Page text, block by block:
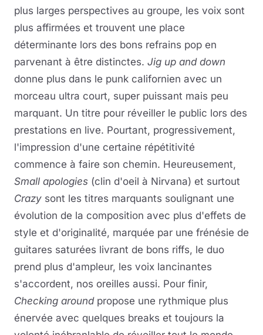
plus larges perspectives au groupe, les voix sont
plus affirmées et trouvent une place
déterminante lors des bons refrains pop en
parvenant à être distinctes. Jig up and down
donne plus dans le punk californien avec un
morceau ultra court, super puissant mais peu
marquant. Un titre pour réveiller le public lors des
prestations en live. Pourtant, progressivement,
l'impression d'une certaine répétitivité
commence à faire son chemin. Heureusement,
Small apologies (clin d'oeil à Nirvana) et surtout
Crazy sont les titres marquants soulignant une
évolution de la composition avec plus d'effets de
style et d'originalité, marquée par une frénésie de
guitares saturées livrant de bons riffs, le duo
prend plus d'ampleur, les voix lancinantes
s'accordent, nos oreilles aussi. Pour finir,
Checking aroundpropose une rythmique plus
énervée avec quelques breaks et toujours la